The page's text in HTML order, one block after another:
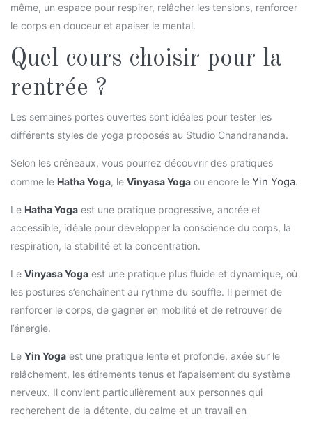
même, un espace pour respirer, relâcher les tensions, renforcer
le corps en douceur et apaiser le mental.
Quel cours choisir pour la
rentrée ?
Les semaines portes ouvertes sont idéales pour tester les
différents styles de yoga proposés au Studio Chandrananda.
Selon les créneaux, vous pourrez découvrir des pratiques
comme le Hatha Yoga, le Vinyasa Yoga ou encore le Yin Yoga.
Le Hatha Yoga est une pratique progressive, ancrée et
accessible, idéale pour développer la conscience du corps, la
respiration, la stabilité et la concentration.
Le Vinyasa Yoga est une pratique plus fluide et dynamique, où
les postures s’enchaînent au rythme du souffle. Il permet de
renforcer le corps, de gagner en mobilité et de retrouver de
l’énergie.
Le Yin Yoga est une pratique lente et profonde, axée sur le
relâchement, les étirements tenus et l’apaisement du système
nerveux. Il convient particulièrement aux personnes qui
recherchent de la détente, du calme et un travail en